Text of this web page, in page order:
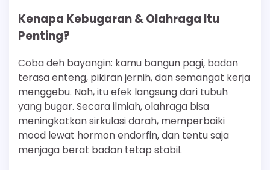
Kenapa Kebugaran & Olahraga Itu
Penting?
Coba deh bayangin: kamu bangun pagi, badan
terasa enteng, pikiran jernih, dan semangat kerja
menggebu. Nah, itu efek langsung dari tubuh
yang bugar. Secara ilmiah, olahraga bisa
meningkatkan sirkulasi darah, memperbaiki
mood lewat hormon endorfin, dan tentu saja
menjaga berat badan tetap stabil.